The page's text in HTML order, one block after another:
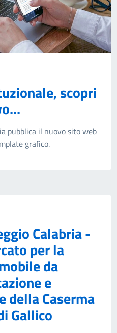
scopri
pubblica il nuovo sito web
grafico.
Calabria -
per la
da
e
della Caserma
Gallico